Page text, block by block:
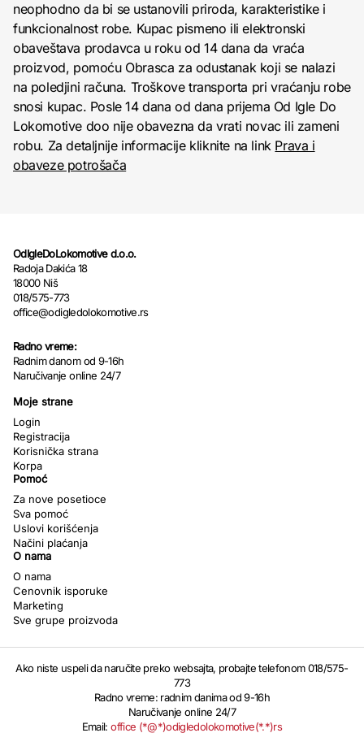
neophodno da bi se ustanovili priroda, karakteristike i
funkcionalnost robe. Kupac pismeno ili elektronski
obaveštava prodavca u roku od 14 dana da vraća
proizvod, pomoću Obrasca za odustanak koji se nalazi
na poledjini računa. Troškove transporta pri vraćanju robe
snosi kupac. Posle 14 dana od dana prijema Od Igle Do
Lokomotive doo nije obavezna da vrati novac ili zameni
robu. Za detaljnije informacije kliknite na link Prava i
obaveze potrošača
OdIgleDoLokomotive d.o.o.
Radoja Dakića 18
18000 Niš
018/575-773
office@odigledolokomotive.rs
Radno vreme:
Radnim danom od 9-16h
Naručivanje online 24/7
Moje strane
Login
Registracija
Korisnička strana
Korpa
Pomoć
Za nove posetioce
Sva pomoć
Uslovi korišćenja
Načini plaćanja
O nama
O nama
Cenovnik isporuke
Marketing
Sve grupe proizvoda
Ako niste uspeli da naručite preko websajta, probajte telefonom 018/575-
773
Radno vreme: radnim danima od 9-16h
Naručivanje online 24/7
Email:office (*@*)odigledolokomotive(*.*)rs